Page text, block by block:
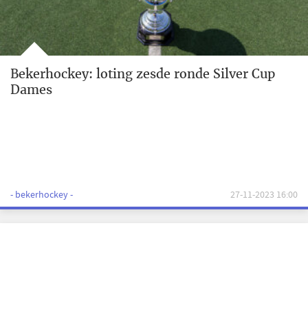
Bekerhockey: loting zesde ronde Silver Cup
Dames
- bekerhockey - 27-11-2023 16:00